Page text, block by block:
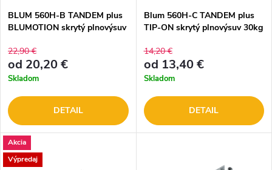
BLUM 560H-B TANDEM plus
BLUMOTION skrytý plnovýsuv
22,90 €
od 20,20 €
Skladom
DETAIL
Blum 560H-C TANDEM plus
TIP-ON skrytý plnovýsuv 30kg
14,20 €
od 13,40 €
Skladom
DETAIL
Akcia
Výpredaj